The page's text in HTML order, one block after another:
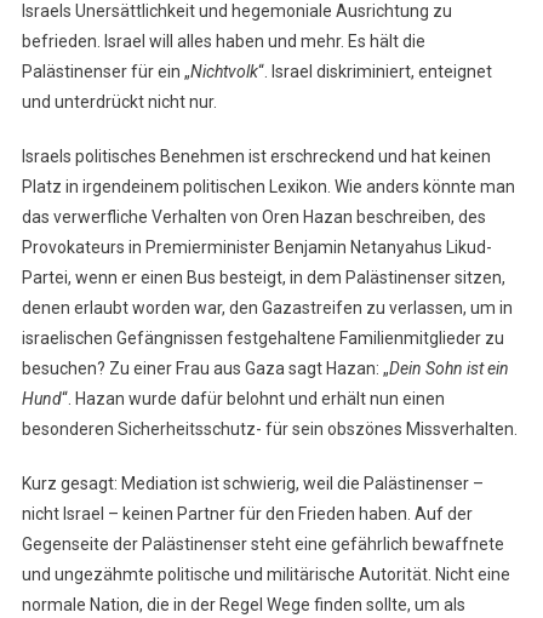
Israels Unersättlichkeit und hegemoniale Ausrichtung zu
befrieden. Israel will alles haben und mehr. Es hält die
Palästinenser für ein „Nichtvolk“. Israel diskriminiert, enteignet
und unterdrückt nicht nur.
Israels politisches Benehmen ist erschreckend und hat keinen
Platz in irgendeinem politischen Lexikon. Wie anders könnte man
das verwerfliche Verhalten von Oren Hazan beschreiben, des
Provokateurs in Premierminister Benjamin Netanyahus Likud-
Partei, wenn er einen Bus besteigt, in dem Palästinenser sitzen,
denen erlaubt worden war, den Gazastreifen zu verlassen, um in
israelischen Gefängnissen festgehaltene Familienmitglieder zu
besuchen? Zu einer Frau aus Gaza sagt Hazan: „Dein Sohn ist ein
Hund“. Hazan wurde dafür belohnt und erhält nun einen
besonderen Sicherheitsschutz- für sein obszönes Missverhalten.
Kurz gesagt: Mediation ist schwierig, weil die Palästinenser –
nicht Israel – keinen Partner für den Frieden haben. Auf der
Gegenseite der Palästinenser steht eine gefährlich bewaffnete
und ungezähmte politische und militärische Autorität. Nicht eine
normale Nation, die in der Regel Wege finden sollte, um als